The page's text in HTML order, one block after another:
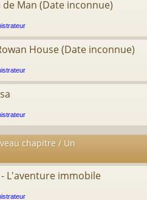
Man (Date inconnue)
House (Date inconnue)
chapitre / Un
L'aventure immobile